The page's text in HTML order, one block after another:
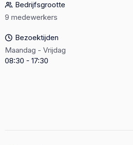
Bedrijfsgrootte
9 medewerkers
Bezoektijden
Maandag - Vrijdag
08:30 - 17:30